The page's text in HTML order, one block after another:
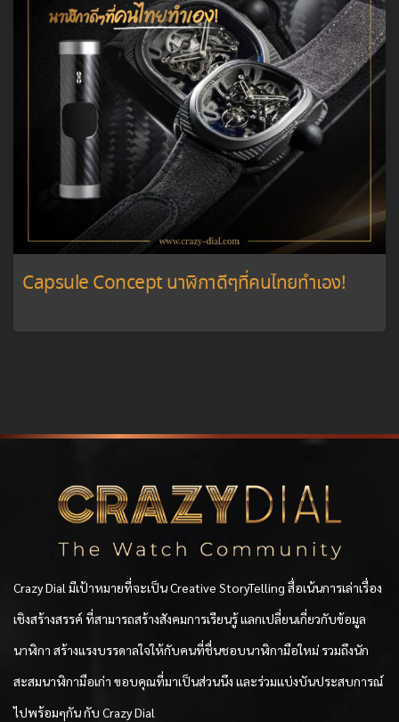
Capsule Concept นาฬิกาดีๆที่คนไทยทำเอง!
Crazy Dial มีเป้าหมายที่จะเป็น Creative StoryTelling สื่อเน้นการเล่าเรื่อง
เชิงสร้างสรรค์ ที่สามารถสร้างสังคมการเรียนรู้ แลกเปลี่ยนเกี่ยวกับข้อมูล
นาฬิกา สร้างแรงบรรดาลใจให้กับคนที่ชื่นชอบนาฬิกามือใหม่ รวมถึงนัก
สะสมนาฬิกามือเก่า ขอบคุณที่มาเป็นส่วนนึง และร่วมแบ่งบันประสบการณ์
ไปพร้อมๆกัน กับ Crazy Dial